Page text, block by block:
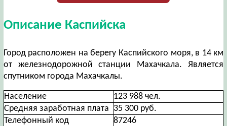
Описание Каспийска
Город расположен на берегу Каспийского моря, в 14 км
от железнодорожной станции Махачкала. Является
спутником города Махачкалы.
Население
123 988 чел.
Средняя заработная плата 35 300 руб.
Телефонный код
87246